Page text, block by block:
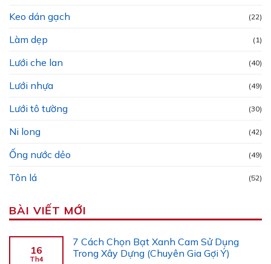
Keo dán gạch (22)
Làm dẹp (1)
Lưới che lan (40)
Lưới nhựa (49)
Lưới tô tường (30)
Ni long (42)
Ống nước dẻo (49)
Tôn lá (52)
BÀI VIẾT MỚI
16
Th4
7 Cách Chọn Bạt Xanh Cam Sử Dụng
Trong Xây Dựng (Chuyên Gia Gợi Ý)